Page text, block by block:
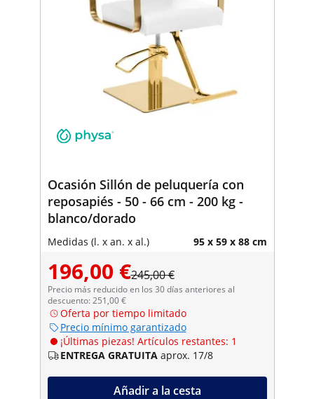
Ocasión Sillón de peluquería con
reposapiés - 50 - 66 cm - 200 kg -
blanco/dorado
Medidas (l. x an. x al.) 95 x 59 x 88 cm
196,00 €245,00 €
Precio más reducido en los 30 días anteriores al
descuento: 251,00 €
Oferta por tiempo limitado
Precio mínimo garantizado
¡Últimas piezas! Artículos restantes: 1
ENTREGA GRATUITA aprox. 17/8
Añadir a la cesta